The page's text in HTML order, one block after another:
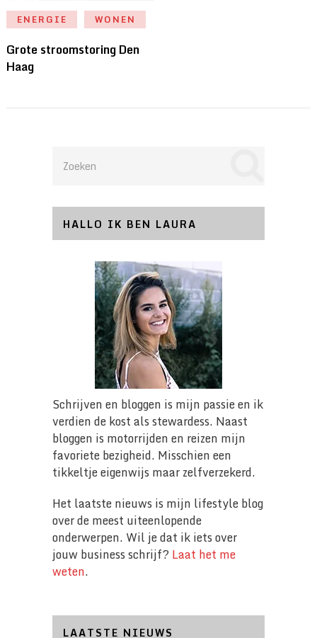
ENERGIE WONEN
Grote stroomstoring Den
Haag
HALLO IK BEN LAURA
Schrijven en bloggen is mijn passie en ik
verdien de kost als stewardess. Naast
bloggen is motorrijden en reizen mijn
favoriete bezigheid. Misschien een
tikkeltje eigenwijs maar zelfverzekerd.
Het laatste nieuws is mijn lifestyle blog
over de meest uiteenlopende
onderwerpen. Wil je dat ik iets over
jouw business schrijf? Laat het me
weten.
LAATSTE NIEUWS